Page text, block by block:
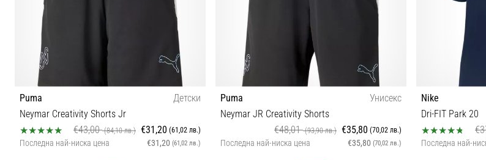
Puma
Детски
Neymar Creativity Shorts Jr
€43,00(84,10 лв.) €31,20 (61,02 лв.)
Последна най-ниска цена €31,20 (61,02 лв.)
Puma
Унисекс
Neymar JR Creativity Shorts
€48,01(93,90 лв.) €35,80 (70,02 лв.)
Последна най-ниска цена €35,80 (70,02 лв.)
Nike
Dri-FIT Park 20
Последна най-